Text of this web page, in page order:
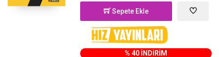
Sepete Ekle
% 40 İNDİRİM